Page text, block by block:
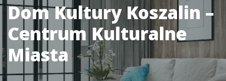
Dom Kultury Koszalin –
Centrum Kulturalne
Miasta